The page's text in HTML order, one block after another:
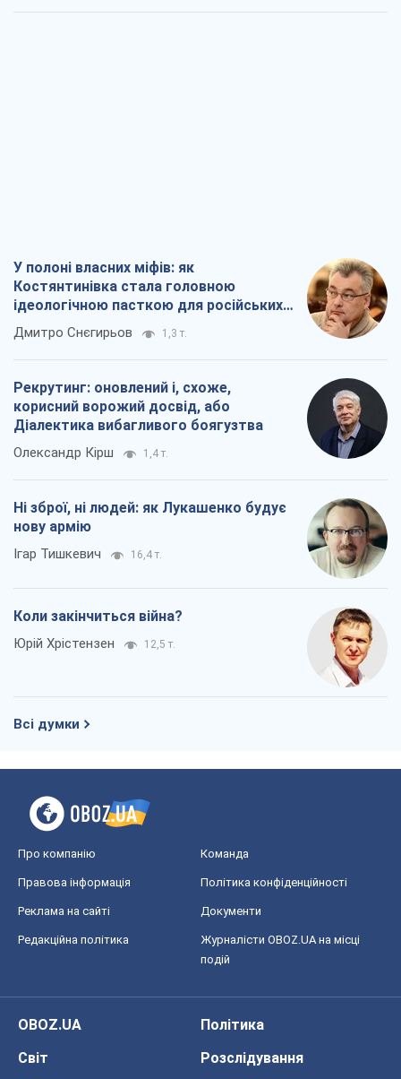
У полоні власних міфів: як
Костянтинівка стала головною
ідеологічною пасткою для російських
окупантів
Дмитро Снєгирьов 1,3 т.
Рекрутинг: оновлений і, схоже,
корисний ворожий досвід, або
Діалектика вибагливого боягузтва
Олександр Кірш 1,4 т.
Ні зброї, ні людей: як Лукашенко будує
нову армію
Ігар Тишкевич 16,4 т.
Коли закінчиться війна?
Юрій Хрістензен 12,5 т.
Всі думки
Про компанію Команда
Правова інформація Політика конфіденційності
Реклама на сайті Документи
Редакційна політика
Журналісти OBOZ.UA на місці
подій
OBOZ.UA
Політика
Світ
Розслідування